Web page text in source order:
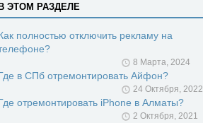
ЭТОМ РАЗДЕЛЕ
полностью отключить рекламу на
8 Марта, 2024
в СПб отремонтировать Айфон?
24 Октября, 2022
отремонтировать iPhone в Алматы?
2 Октября, 2021